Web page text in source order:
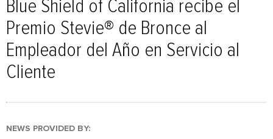
Blue Shield of California recibe el
Premio Stevie® de Bronce al
Empleador del Año en Servicio al
Cliente
NEWS PROVIDED BY: